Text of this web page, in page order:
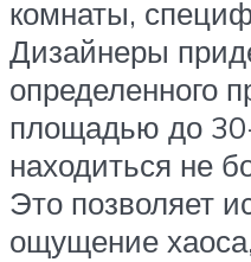
комнаты,
Дизайнеры
определенного
площадью до
находиться не
Это позволяет
ощущение